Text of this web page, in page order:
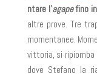
ntare l’agapefino
altre prove. Tre
momentanee.
vittoria, si ripiomba
dove Stefano la